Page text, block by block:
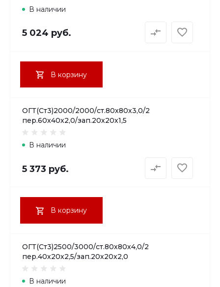
В наличии
5 024 руб.
В корзину
ОГТ(Ст3)2000/2000/ст.80х80х3,0/2
пер.60х40х2,0/зап.20х20х1,5
В наличии
5 373 руб.
В корзину
ОГТ(Ст3)2500/3000/ст.80х80х4,0/2
пер.40х20х2,5/зап.20х20х2,0
В наличии